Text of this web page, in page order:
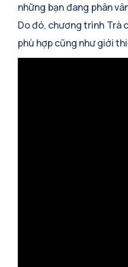
những bạn đang phân
Do đó, chương trình Trà
phù hợp cũng như giới